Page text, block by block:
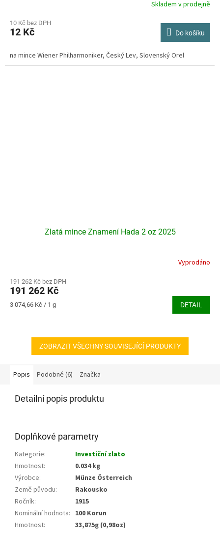
Skladem v prodejně
10 Kč bez DPH
12 Kč Do košíku
na mince Wiener Philharmoniker, Český Lev, Slovenský Orel
Zlatá mince Znamení Hada 2 oz 2025
Vyprodáno
191 262 Kč bez DPH
191 262 Kč
Měrná
3 074,66 Kč / 1 g DETAIL
ZOBRAZIT VŠECHNY SOUVISEJÍCÍ PRODUKTY
Popis Podobné (6) Značka
Detailní popis produktu
Doplňkové parametry
Kategorie:
Investiční zlato
Hmotnost:
0.034 kg
Výrobce:
Münze Österreich
Země původu:
Rakousko
Ročník:
1915
Nominální hodnota: 100 Korun
Hmotnost:
33,875g (0,98oz)